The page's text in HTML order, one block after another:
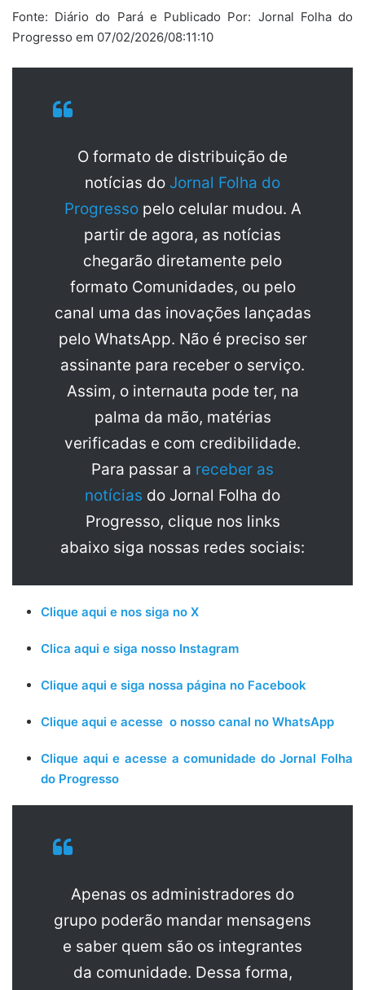
Fonte: Diário do Pará e Publicado Por: Jornal Folha do
Progresso em 07/02/2026/08:11:10
O formato de distribuição de
notícias do Jornal Folha do
Progresso pelo celular mudou. A
partir de agora, as notícias
chegarão diretamente pelo
formato Comunidades, ou pelo
canal uma das inovações lançadas
pelo WhatsApp. Não é preciso ser
assinante para receber o serviço.
Assim, o internauta pode ter, na
palma da mão, matérias
verificadas e com credibilidade.
Para passar a receber as
notícias do Jornal Folha do
Progresso, clique nos links
abaixo siga nossas redes sociais:
Clique aqui e nos siga no X
Clica aqui e siga nosso Instagram
Clique aqui e siga nossa página no Facebook
Clique aqui e acesse o nosso canal no WhatsApp
Clique aqui e acesse a comunidade do Jornal Folha
do Progresso
Apenas os administradores do
grupo poderão mandar mensagens
e saber quem são os integrantes
da comunidade. Dessa forma,